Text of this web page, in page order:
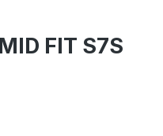
FIT S7S